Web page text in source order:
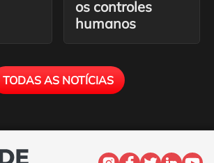
os controles
humanos
TODAS AS NOTÍCIAS